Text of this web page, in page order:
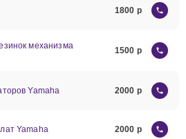
1800
механизма
1500
Yamaha 2000
Yamaha 2000